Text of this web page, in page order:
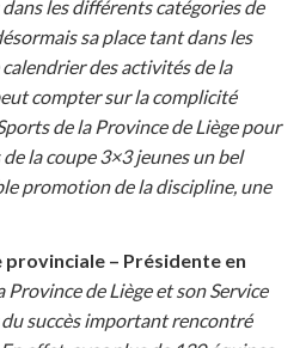
les différents catégories de
sa place tant dans les
des activités de la
compter sur la complicité
de la Province de Liège pour
la coupe 3×3 jeunes un bel
promotion de la discipline, une
– Présidente en
Province de Liège et son Service
succès important rencontré